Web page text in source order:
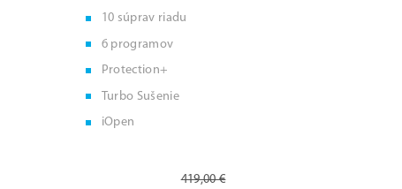
10 súprav riadu
6 programov
Protection+
Turbo Sušenie
iOpen
419,00 €